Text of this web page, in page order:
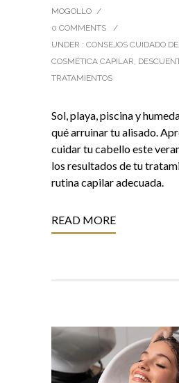
MOGOLLO /
0 COMMENTS
/
UNDER : CONSEJOS CUIDADO
COSMÉTICA CAPILAR,
TRATAMIENTOS
Sol, playa, piscina y
qué arruinar tu alisado.
cuidar tu cabello este
los resultados de tu
rutina capilar adecuada.
READ MORE